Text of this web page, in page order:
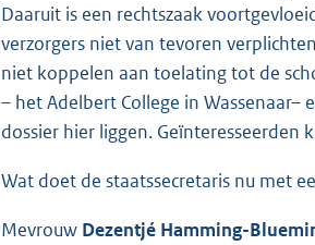
Daaruit is een rechtszaak
verzorgers niet van tevoren
niet koppelen aan toelating tot de
– het Adelbert College in
dossier hier liggen. Geïnteresseerden
Wat doet de staatssecretaris nu met
Mevrouw Dezentjé Hamming-